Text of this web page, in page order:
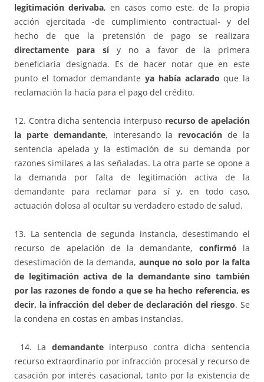
legitimación derivaba, en casos como este, de la propia
acción ejercitada -de cumplimiento contractual- y del
hecho de que la pretensión de pago se realizara
directamente para síy no a favor de la primera
beneficiaria designada. Es de hacer notar que en este
punto el tomador demandante ya había aclarado que la
reclamación la hacía para el pago del crédito.
12. Contra dicha sentencia interpuso recurso de apelación
la parte demandante, interesando la revocación de la
sentencia apelada y la estimación de su demanda por
razones similares a las señaladas. La otra parte se opone a
la demanda por falta de legitimación activa de la
demandante para reclamar para sí y, en todo caso,
actuación dolosa al ocultar su verdadero estado de salud.
13. La sentencia de segunda instancia, desestimando el
recurso de apelación de la demandante, confirmó la
desestimación de la demanda, aunque no solo por la falta
de legitimación activa de la demandante sino también
por las razones de fondo a que se ha hecho referencia, es
decir, la infracción del deber de declaración del riesgo. Se
la condena en costas en ambas instancias.
14. La demandanteinterpuso contra dicha sentencia
recurso extraordinario por infracción procesal y recurso de
casación por interés casacional, tanto por la existencia de